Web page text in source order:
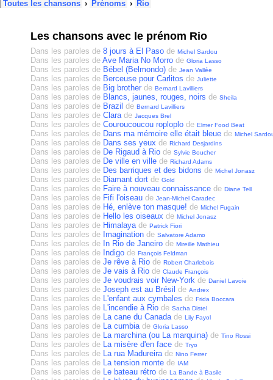
Toutes les chansons › Prénoms › Rio
Les chansons avec le prénom Rio
Dans les paroles de 8 jours à El Paso de Michel Sardou
Dans les paroles de Ave Maria No Morro de Gloria Lasso
Dans les paroles de Bébel (Belmondo) de Jean Vallée
Dans les paroles de Berceuse pour Carlitos de Juliette
Dans les paroles de Big brother de Bernard Lavilliers
Dans les paroles de Blancs, jaunes, rouges, noirs de Sheila
Dans les paroles de Brazil de Bernard Lavilliers
Dans les paroles de Clara de Jacques Brel
Dans les paroles de Couroucoucou roploplo de Elmer Food Beat
Dans les paroles de Dans ma mémoire elle était bleue de Michel
Dans les paroles de Dans ses yeux de Richard Desjardins
Dans les paroles de De Rigaud à Rio de Sylvie Boucher
Dans les paroles de De ville en ville de Richard Adams
Dans les paroles de Des barriques et des bidons de Michel Jonasz
Dans les paroles de Diamant dort de Gold
Dans les paroles de Faire à nouveau connaissance de Diane Tell
Dans les paroles de Fifi l'oiseau de Jean-Michel Caradec
Dans les paroles de Hé, enlève ton masque! de Michel Fugain
Dans les paroles de Hello les oiseaux de Michel Jonasz
Dans les paroles de Himalaya de Patrick Fiori
Dans les paroles de Imagination de Salvatore Adamo
Dans les paroles de In Rio de Janeiro de Mireille Mathieu
Dans les paroles de Indigo de François Feldman
Dans les paroles de Je rêve à Rio de Robert Charlebois
Dans les paroles de Je vais à Rio de Claude François
Dans les paroles de Je voudrais voir New-York de Daniel Lavoie
Dans les paroles de Joseph est au Brésil de Andrex
Dans les paroles de L'enfant aux cymbales de Frida Boccara
Dans les paroles de L'incendie à Rio de Sacha Distel
Dans les paroles de La cane du Canada de Lily Fayol
Dans les paroles de La cumbia de Gloria Lasso
Dans les paroles de La marchina (ou La marquina) de Tino Rossi
Dans les paroles de La misère d'en face de Tryo
Dans les paroles de La rua Madureira de Nino Ferrer
Dans les paroles de La tension monte de IAM
Dans les paroles de Le bateau rétro de La Bande à Basile